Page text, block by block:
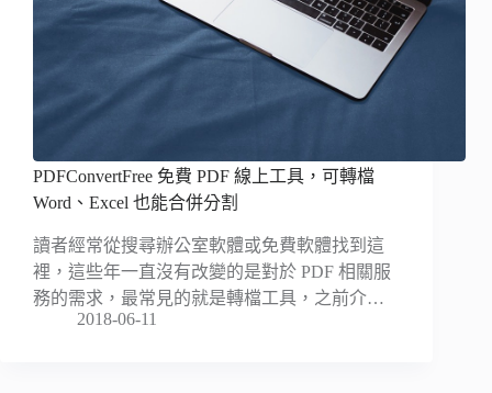
PDFConvertFree 免費 PDF 線上工具，可轉檔
Word、Excel 也能合併分割
讀者經常從搜尋辦公室軟體或免費軟體找到這
裡，這些年一直沒有改變的是對於 PDF 相關服
務的需求，最常見的就是轉檔工具，之前介…
2018-06-11